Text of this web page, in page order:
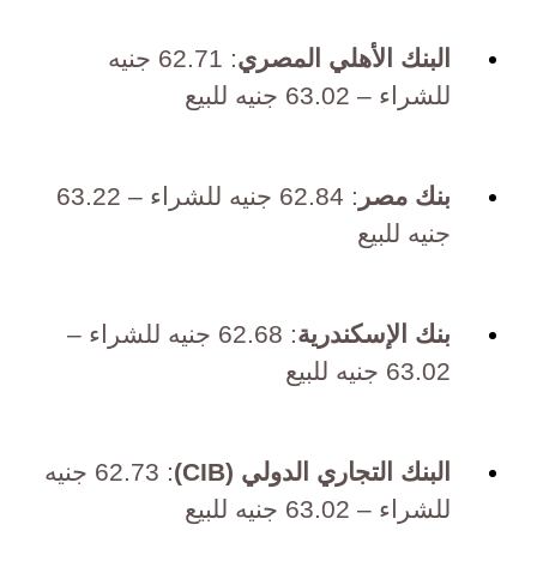
البنك الأهلي المصري
: 62.71 جنيه
للشراء – 63.02 جنيه للبيع
بنك مصر
: 62.84 جنيه للشراء – 63.22
جنيه للبيع
بنك الإسكندرية
: 62.68 جنيه للشراء –
63.02 جنيه للبيع
البنك التجاري الدولي (CIB)
: 62.73 جنيه
للشراء – 63.02 جنيه للبيع